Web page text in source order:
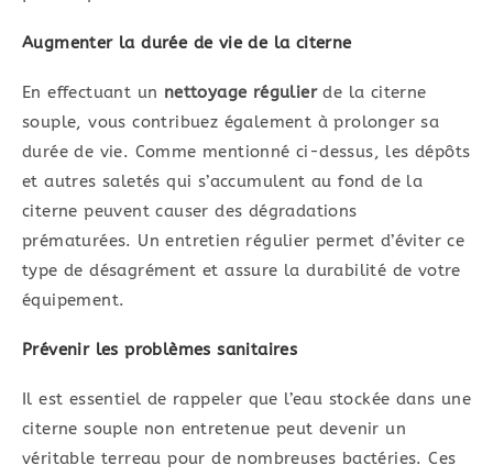
Augmenter la durée de vie de la citerne
En effectuant un nettoyage régulierde la citerne
souple, vous contribuez également à prolonger sa
durée de vie. Comme mentionné ci-dessus, les dépôts
et autres saletés qui s’accumulent au fond de la
citerne peuvent causer des dégradations
prématurées. Un entretien régulier permet d’éviter ce
type de désagrément et assure la durabilité de votre
équipement.
Prévenir les problèmes sanitaires
Il est essentiel de rappeler que l’eau stockée dans une
citerne souple non entretenue peut devenir un
véritable terreau pour de nombreuses bactéries. Ces